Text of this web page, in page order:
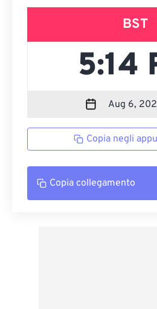
BST
Copia negli
Copia collegamento